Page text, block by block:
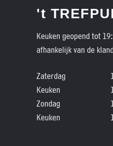
't
Keuken geopend tot
afhankelijk van de
Zaterdag
Keuken
Zondag
Keuken